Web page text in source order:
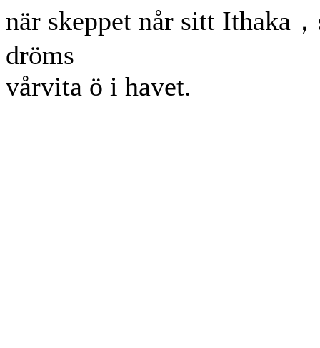
när skeppet når sitt Ithaka
dröms
vårvita ö i havet.